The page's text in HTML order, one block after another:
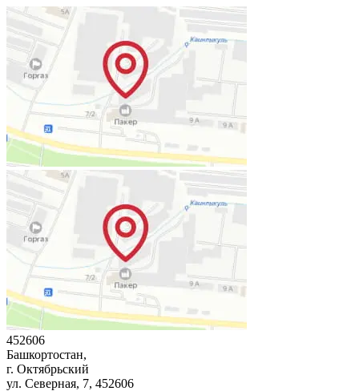
452606
Башкортостан,
г. Октябрьский
ул. Северная, 7, 452606